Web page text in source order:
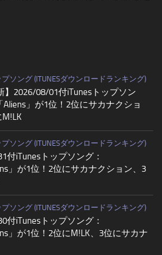
プソング (ITUNESダウンロードランキング)
】2026/08/01付iTunesトップソン
Aliens」が1位！2位にサカナクショ
プソング (ITUNESダウンロードランキング)
付iTunesトップソング：
」が1位！2位にサカナクション、3
プソング (ITUNESダウンロードランキング)
付iTunesトップソング：
」が1位！2位にM!LK、3位にサカナ